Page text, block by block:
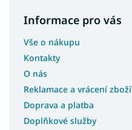
Informace pro vás
Vše o nákupu
Kontakty
O nás
Reklamace a vrácení zboží
Doprava a platba
Doplňkové služby